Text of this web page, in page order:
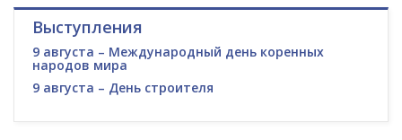
Выступления
9 августа – Международный день коренных
народов мира
9 августа – День строителя